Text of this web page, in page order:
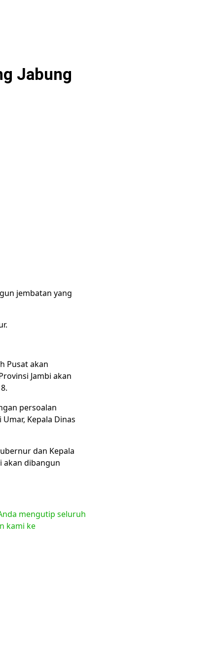
Jabung
jembatan yang
Pusat akan
Jambi akan
persoalan
Kepala Dinas
dan Kepala
akan dibangun
mengutip seluruh
kami ke